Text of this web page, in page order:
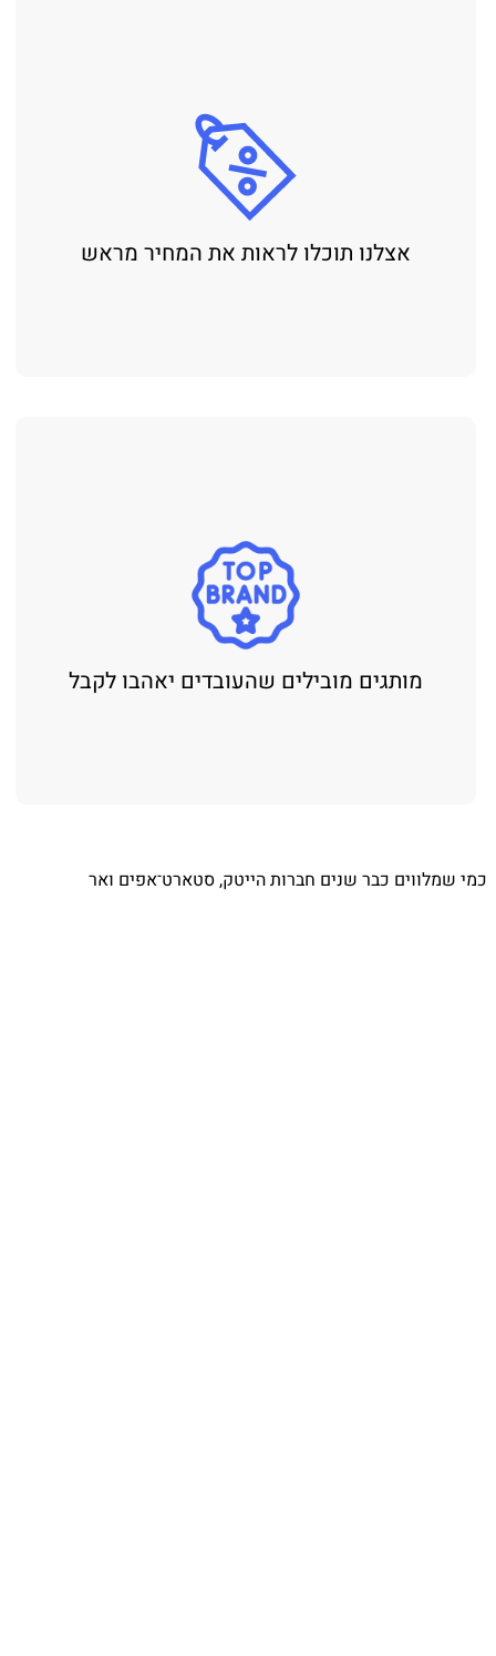
אצלנו תוכלו לראות את המחיר מראש
מותגים מובילים שהעובדים יאהבו לקבל
שמלווים כבר שנים חברות הייטק, סטארט־אפים ואר